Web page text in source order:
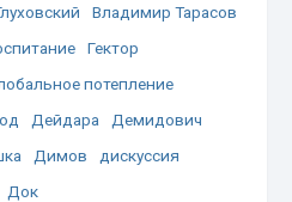
Владимир Тарасов
Гектор
потепление
Дейдара
Демидович
Димов
дискуссия
Док